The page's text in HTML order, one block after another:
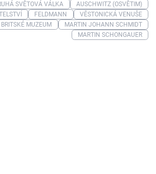
SVĚTOVÁ VÁLKA
AUSCHWITZ (OSVĚTIM)
FELDMANN
VĚSTONICKÁ VENUŠE
BRITSKÉ MUZEUM
MARTIN JOHANN SCHMIDT
MARTIN SCHONGAUER